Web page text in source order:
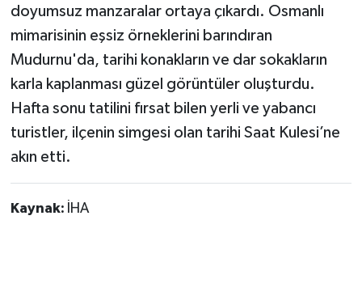
doyumsuz manzaralar ortaya çıkardı. Osmanlı
mimarisinin eşsiz örneklerini barındıran
Mudurnu'da, tarihi konakların ve dar sokakların
karla kaplanması güzel görüntüler oluşturdu.
Hafta sonu tatilini fırsat bilen yerli ve yabancı
turistler, ilçenin simgesi olan tarihi Saat Kulesi’ne
akın etti.
Kaynak: İHA
Resmi İlan
Röportaj
Sağlık
SİYASET
Spor